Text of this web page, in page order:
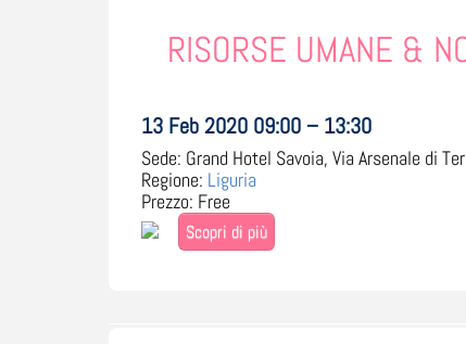
RISORSE UMANE &
13 Feb 2020 09:00 – 13:30
Sede: Grand Hotel Savoia, Via Arsenale di
Regione: Liguria
Prezzo: Free
Scopri di più